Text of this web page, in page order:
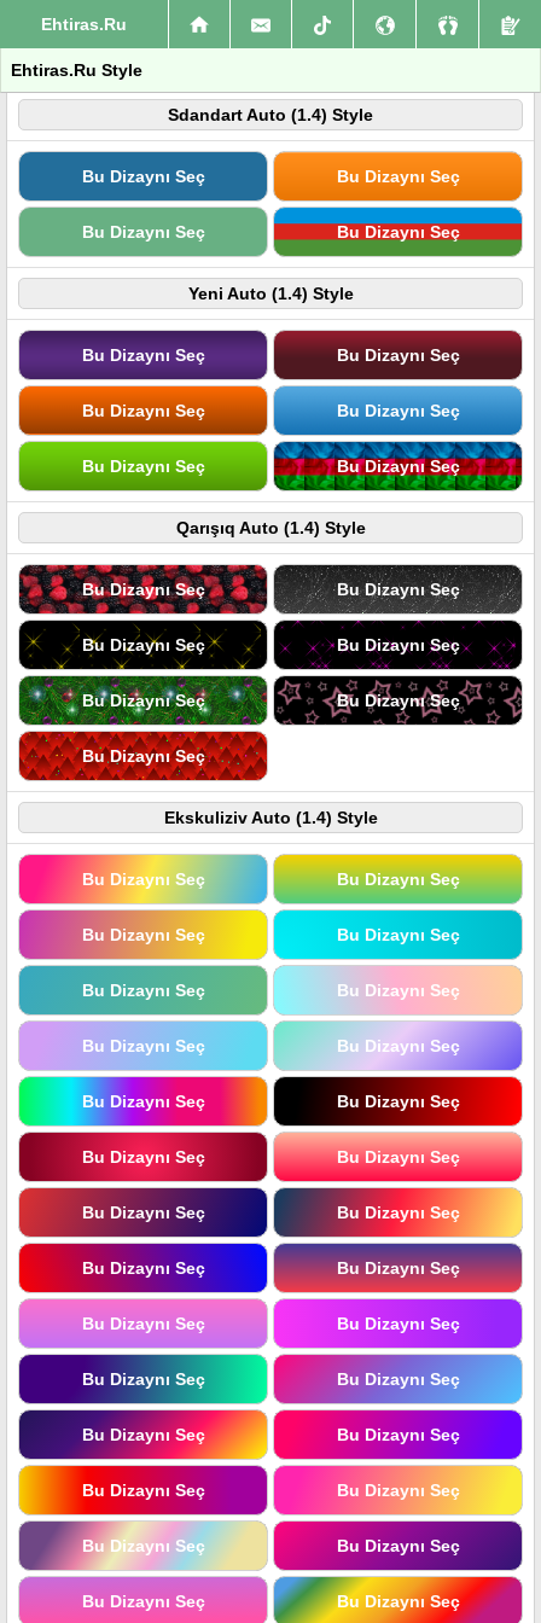
Ehtiras.Ru
Ehtiras.Ru Style
Sdandart Auto (1.4) Style
Bu Dizaynı Seç Bu Dizaynı Seç
Bu Dizaynı Seç Bu Dizaynı Seç
Yeni Auto (1.4) Style
Bu Dizaynı Seç Bu Dizaynı Seç
Bu Dizaynı Seç Bu Dizaynı Seç
Bu Dizaynı Seç Bu Dizaynı Seç
Qarışıq Auto (1.4) Style
Bu Dizaynı Seç Bu Dizaynı Seç
Bu Dizaynı Seç Bu Dizaynı Seç
Bu Dizaynı Seç Bu Dizaynı Seç
Bu Dizaynı Seç
Ekskuliziv Auto (1.4) Style
Bu Dizaynı Seç Bu Dizaynı Seç
Bu Dizaynı Seç Bu Dizaynı Seç
Bu Dizaynı Seç Bu Dizaynı Seç
Bu Dizaynı Seç Bu Dizaynı Seç
Bu Dizaynı Seç Bu Dizaynı Seç
Bu Dizaynı Seç Bu Dizaynı Seç
Bu Dizaynı Seç Bu Dizaynı Seç
Bu Dizaynı Seç Bu Dizaynı Seç
Bu Dizaynı Seç Bu Dizaynı Seç
Bu Dizaynı Seç Bu Dizaynı Seç
Bu Dizaynı Seç Bu Dizaynı Seç
Bu Dizaynı Seç Bu Dizaynı Seç
Bu Dizaynı Seç Bu Dizaynı Seç
Bu Dizaynı Seç Bu Dizaynı Seç